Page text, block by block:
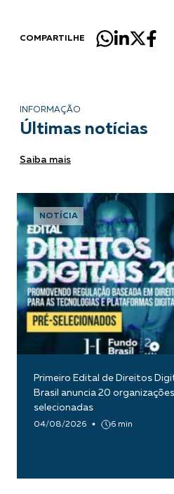
COMPARTILHE
INFORMAÇÃO
Últimas notícias
Saiba mais
NOTÍCIA
Primeiro Edital de Direitos
Brasil anuncia 20
selecionadas
04/08/2026 6 min